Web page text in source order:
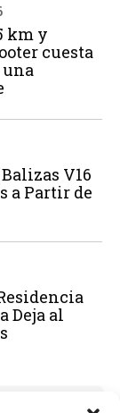
km y
cuesta
una
V16
a Partir de
Deja al